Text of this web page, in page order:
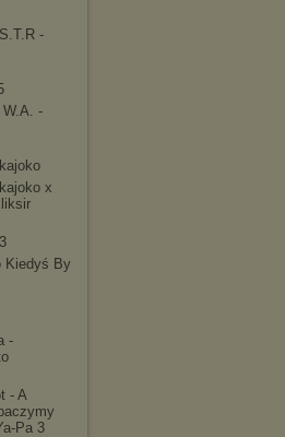
-
W.A. -
x
Kiedyś By
-
- A
Pa 3